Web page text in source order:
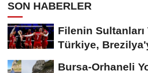
SON HABERLER
Filenin Sultanları
Türkiye,
Bursa-Orhaneli